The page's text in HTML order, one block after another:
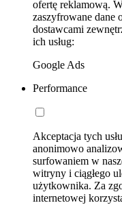
ofertę reklamową.
zaszyfrowane dane
dostawcami
ich usług:
Google Ads
Performance
Akceptacja tych
anonimowo
surfowaniem w
witryny i ciągłego
użytkownika. Za
internetowej